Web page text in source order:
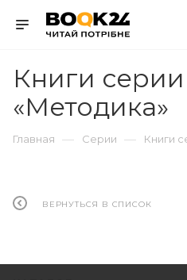
Книги серии
«Методика»
Главная — Серии — Книги
ВЕРНУТЬСЯ В СПИСОК